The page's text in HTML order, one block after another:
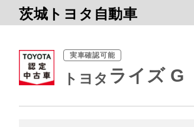
茨城トヨタ自動車
実車確認可能
トヨタ ライズ G